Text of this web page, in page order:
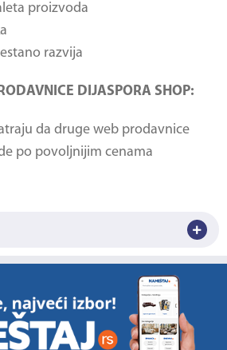
proizvoda
razvija
DIJASPORA SHOP:
da druge web prodavnice
po povoljnijim cenama